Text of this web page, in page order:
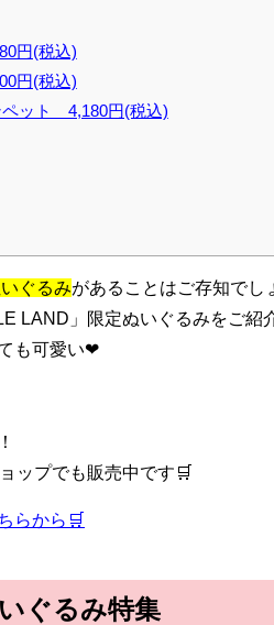
円(税込)
円(税込)
ット 4,180円(税込)
ぐるみがあることはご存知でし
LAND」限定ぬいぐるみをご紹
も可愛い❤
ップでも販売中です🛒
らから🛒
ぐるみ特集